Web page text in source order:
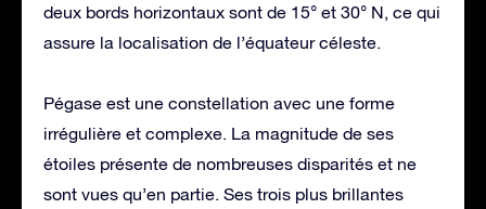
deux bords horizontaux sont de 15° et 30° N, ce qui
assure la localisation de l’équateur céleste.
Pégase est une constellation avec une forme
irrégulière et complexe. La magnitude de ses
étoiles présente de nombreuses disparités et ne
sont vues qu’en partie. Ses trois plus brillantes